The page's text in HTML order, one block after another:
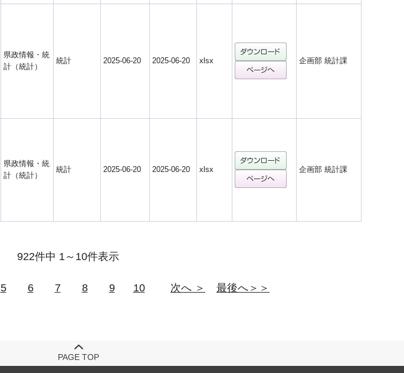
県政情報・統
計（統計）
統計 2025-06-20 2025-06-20 xlsx 企画部 統計課
県政情報・統
計（統計）
統計 2025-06-20 2025-06-20 xlsx 企画部 統計課
922件中 1～10件表示
5 6 7 8 9 10 次へ ＞ 最後へ＞＞
PAGE TOP